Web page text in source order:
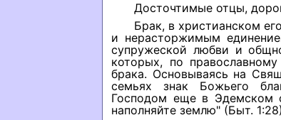
Досточтимые отцы,
Брак, в христианском
и нерасторжимым
супружеской любви и
которых, по
брака. Основываясь на
семьях знак Божьего
Господом еще в Эдемском
наполняйте землю" (Быт.